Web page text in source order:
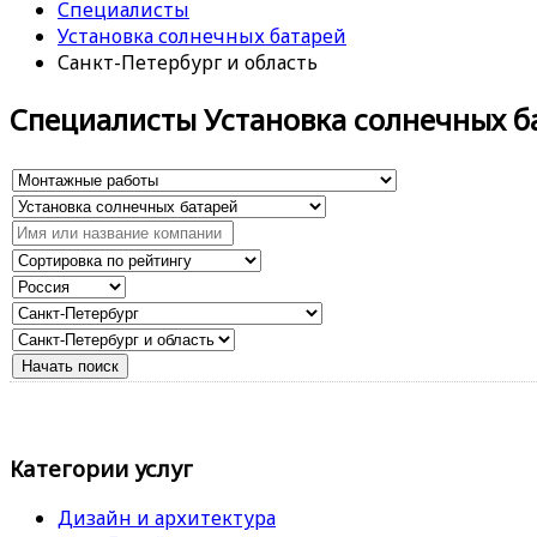
Специалисты
Установка солнечных батарей
Санкт-Петербург и область
Специалисты Установка солнечных
Категории услуг
Дизайн и архитектура